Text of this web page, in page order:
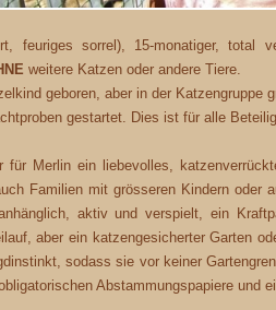
feuriges sorrel), 15-monatiger, total
weitere Katzen oder andere Tiere.
geboren, aber in der Katzengruppe
gestartet. Dies ist für alle
für Merlin ein liebevolles,
Familien mit grösseren Kindern
aktiv und verspielt, ein
aber ein katzengesicherter Garten
sodass sie vor keiner
Abstammungspapiere und